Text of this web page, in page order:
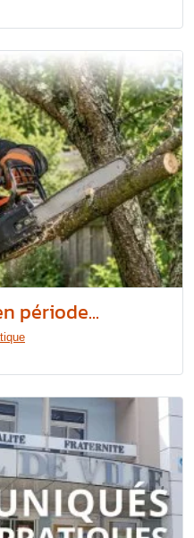
période...